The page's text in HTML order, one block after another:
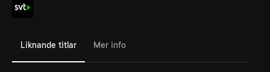
Liknande titlar Mer info